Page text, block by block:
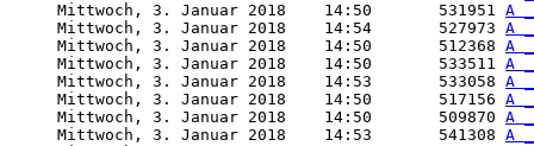
     Mittwoch, 3. Januar 2018    14:50       531951
A
     Mittwoch, 3. Januar 2018    14:54       527973
A
     Mittwoch, 3. Januar 2018    14:50       512368
A
     Mittwoch, 3. Januar 2018    14:50       533511
A
     Mittwoch, 3. Januar 2018    14:53       533058
A
     Mittwoch, 3. Januar 2018    14:50       517156
A
     Mittwoch, 3. Januar 2018    14:50       509870
A
     Mittwoch, 3. Januar 2018    14:53       541308
A